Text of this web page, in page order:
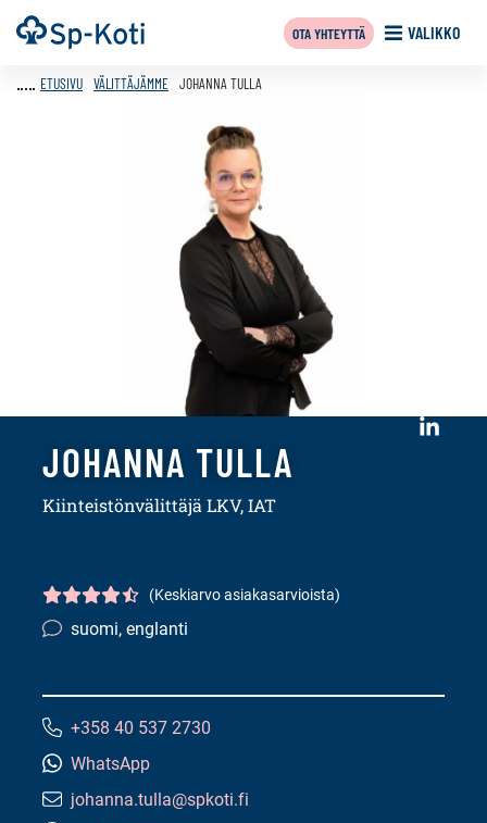
Siirry
sisältöön
Etusivu VALIKKO
OTA YHTEYTTÄ
ETUSIVU VÄLITTÄJÄMME JOHANNA TULLA
JOHANNA TULLA
Kiinteistönvälittäjä LKV, IAT
Asiakasarvio
4.5/5
(Keskiarvo asiakasarvioista)
Kielitaito:
suomi, englanti
Puhelinnumero:
+358 40 537 2730
WhatsApp
Sähköpostiosoite:
johanna.tulla@spkoti.fi